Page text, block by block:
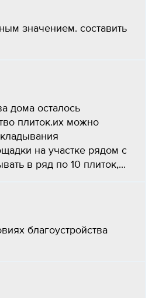
значением. составить
дома осталось
плиток.их можно
на участке рядом с
в ряд по 10 плиток,...
благоустройства